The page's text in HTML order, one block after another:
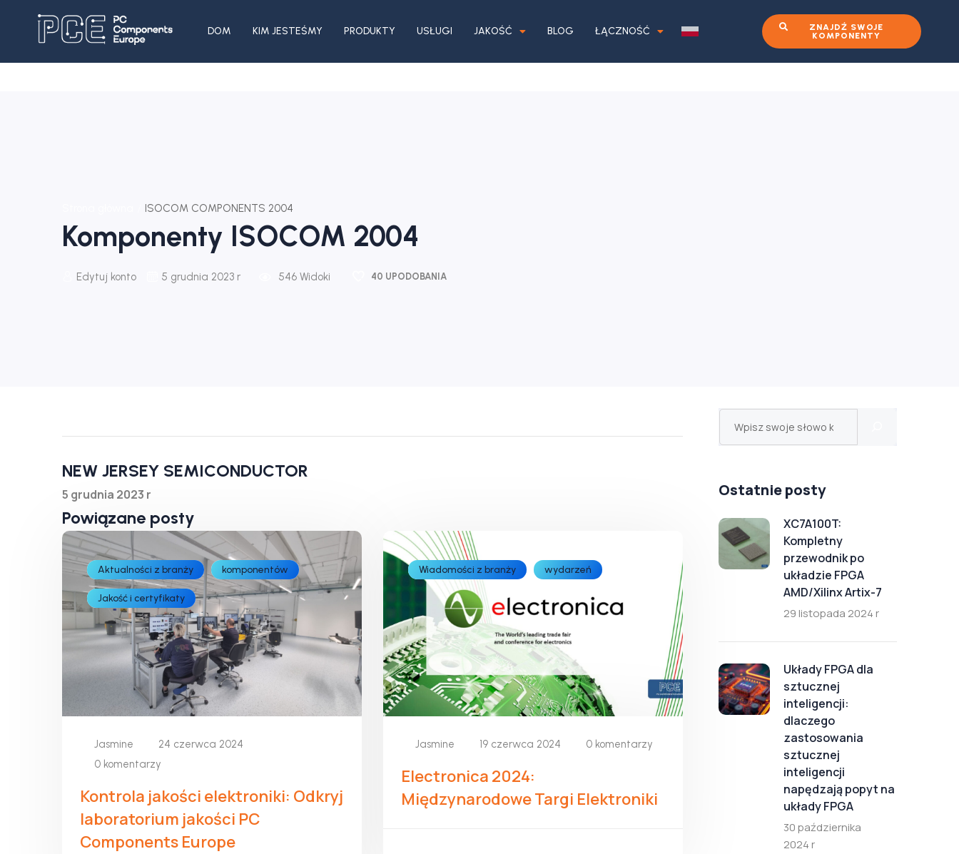
DOM KIM JESTEŚMY PRODUKTY USŁUGI JAKOŚĆ BLOG ŁĄCZNOŚĆ
ZNAJDŹ SWOJE
KOMPONENTY
ISOCOM COMPONENTS 2004
Komponenty ISOCOM 2004
Edytuj konto 5 grudnia 2023 r 546 Widoki 40 UPODOBANIA
NEW JERSEY SEMICONDUCTOR
5 grudnia 2023 r
Powiązane posty
Aktualności z branży komponentów
Jakość i certyfikaty
Jasmine
24 czerwca 2024
0 komentarzy
Kontrola jakości elektroniki: Odkryj
laboratorium jakości PC
Components Europe
Wiadomości z branży wydarzeń
Jasmine 19 czerwca 2024 0 komentarzy
Electronica 2024:
Międzynarodowe Targi Elektroniki
Ostatnie posty
XC7A100T:
Kompletny
przewodnik po
układzie FPGA
AMD/Xilinx Artix-7
29 listopada 2024 r
Układy FPGA dla
sztucznej
inteligencji:
dlaczego
zastosowania
sztucznej
inteligencji
napędzają popyt na
układy FPGA
30 października
2024 r